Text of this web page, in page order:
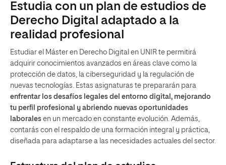
Estudia con un plan de estudios de
Derecho Digital adaptado a la
realidad profesional
Estudiar el Máster en Derecho Digital en UNIR te permitirá
adquirir conocimientos avanzados en áreas clave como la
protección de datos, la ciberseguridad y la regulación de
nuevas tecnologías. Estas asignaturas te prepararán para
enfrentar los desafíos legales del entorno digital, mejorando
tu perfil profesional y abriendo nuevas oportunidades
laborales en un mercado en constante evolución. Además,
contarás con el respaldo de una formación integral y práctica,
diseñada para adaptarse a las necesidades actuales del sector.